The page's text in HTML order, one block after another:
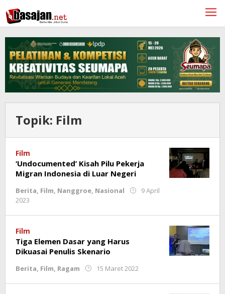
ke
konten
Topik: Film
Film
‘Undocumented’ Kisah Pilu Pekerja
Migran Indonesia di Luar Negeri
Berita, Film, Nanggroe, Nasional
9 April
2023
Film
Tiga Elemen Dasar yang Harus
Dikuasai Penulis Skenario
Berita, Film, Ragam 15 Maret 2022
Trisnamal